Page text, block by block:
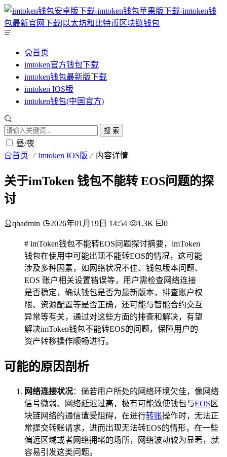
首页
imtoken官方钱包下载
imtoken钱包最新版下载
imtoken IOS版
imtoken钱包(中国官方)
搜 索
昼/夜
首页 imtoken IOS版 内容详情
关于imToken 钱包不能转 EOS问题的探
讨
qbadmin 2026年01月19日 14:54 1.3K 0
# imToken钱包不能转EOS问题探讨摘要，imToken
钱包在使用中可能出现不能转EOS的情况，这可能
涉及多种因素，如网络状况不佳、钱包版本问题、
EOS 账户相关设置错误等，用户需检查网络连接
是否稳定，确认钱包是否为最新版本，排查账户权
限、资源配置等是否正确，还可能与智能合约交互
异常等有关，通过对这些方面的排查和解决，有望
解决imToken钱包不能转EOS的问题，保障用户的
资产转移操作顺畅进行。
可能的原因剖析
网络连接状况：倘若用户所处的网络环境欠佳，像网络
信号微弱、网络延迟过高，极有可能致使钱包与EOS 区
块链网络的通信遭受阻碍，在进行转账操作时，无法正
常提交转账请求，进而出现无法转EOS的情形，在一些
偏远区域或者网络拥堵的场所，网络波动较为显著，就
容易引发这类问题。